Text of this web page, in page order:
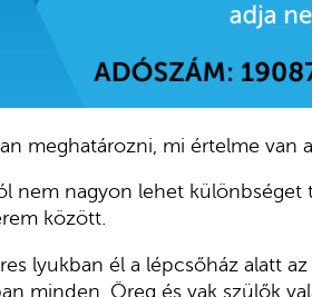
meghatározni, mi értelme van
nem nagyon lehet különbséget
között.
lyukban él a lépcsőház alatt
minden. Öreg és vak szülők